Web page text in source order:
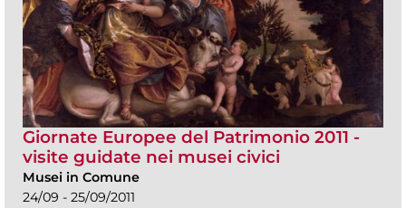
Giornate Europee del Patrimonio 2011 -
visite guidate nei musei civici
Musei in Comune
24/09 - 25/09/2011